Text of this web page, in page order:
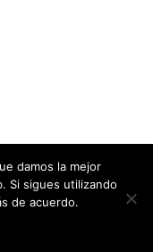
damos la mejor
Si sigues utilizando
de acuerdo.